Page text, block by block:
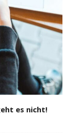
es nicht!